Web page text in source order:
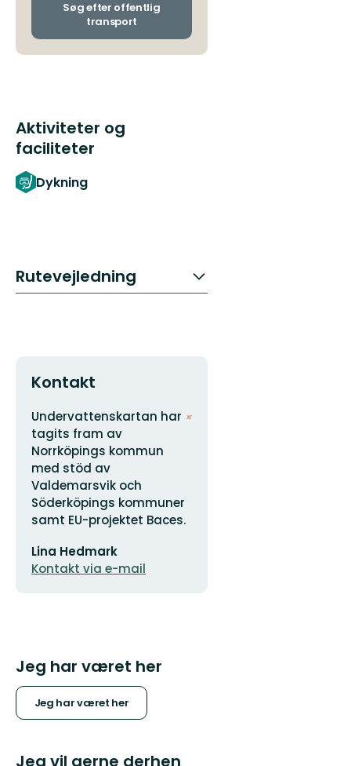
Søg efter offentlig
transport
Aktiviteter og
faciliteter
Dykning
Rutevejledning
Kontakt
Adresse
Undervattenskartan har
tagits fram av
Norrköpings kommun
med stöd av
Valdemarsvik och
Söderköpings kommuner
samt EU-projektet Baces.
mailadresse
Lina Hedmark
Kontakt via e-mail
Organisationens
Jeg har været her
Jeg har været her
Jeg vil gerne derhen